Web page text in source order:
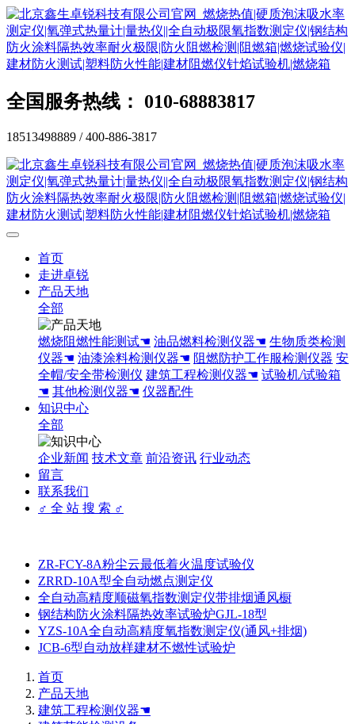
全国服务热线： 010-68883817
18513498889 / 400-886-3817
首页
走进卓锐
产品天地
全部
燃烧阻燃性能测试☚ 油品燃料检测仪器☚ 生物质类检测
仪器☚ 油漆涂料检测仪器☚ 阻燃防护工作服检测仪器 安
全帽/安全带检测仪 建筑工程检测仪器☚ 试验机/试验箱
☚ 其他检测仪器☚ 仪器配件
知识中心
全部
企业新闻 技术文章 前沿资讯 行业动态
留言
联系我们
♂ 全 站 搜 索 ♂
ZR-FCY-8A粉尘云最低着火温度试验仪
ZRRD-10A型全自动燃点测定仪
全自动高精度顺磁氧指数测定仪带排烟通风橱
钢结构防火涂料隔热效率试验炉GJL-18型
YZS-10A全自动高精度氧指数测定仪(通风+排烟)
JCB-6型自动放样建材不燃性试验炉
首页
产品天地
建筑工程检测仪器☚